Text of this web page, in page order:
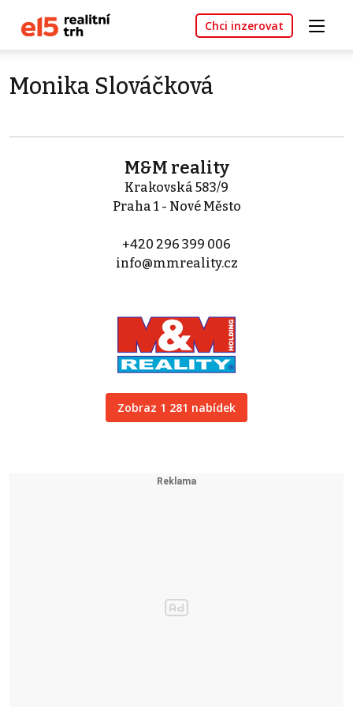
Chci inzerovat
Monika Slováčková
M&M reality
Krakovská 583/9
Praha 1 - Nové Město
+420 296 399 006
info@mmreality.cz
Zobraz 1 281 nabídek